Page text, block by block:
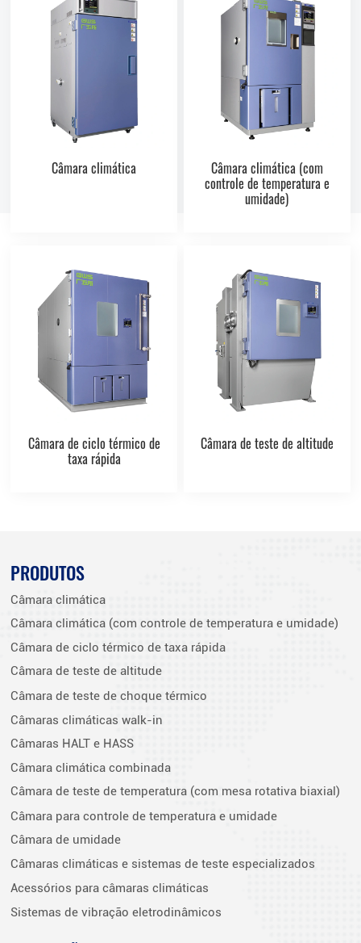
Câmara climática Câmara climática (com
controle de temperatura e
umidade)
Câmara de ciclo térmico de
taxa rápida
Câmara de teste de altitude
PRODUTOS
Câmara climática
Câmara climática (com controle de temperatura e umidade)
Câmara de ciclo térmico de taxa rápida
Câmara de teste de altitude
Câmara de teste de choque térmico
Câmaras climáticas walk-in
Câmaras HALT e HASS
Câmara climática combinada
Câmara de teste de temperatura (com mesa rotativa biaxial)
Câmara para controle de temperatura e umidade
Câmara de umidade
Câmaras climáticas e sistemas de teste especializados
Acessórios para câmaras climáticas
Sistemas de vibração eletrodinâmicos